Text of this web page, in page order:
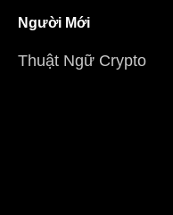
Người Mới
Thuật Ngữ Crypto